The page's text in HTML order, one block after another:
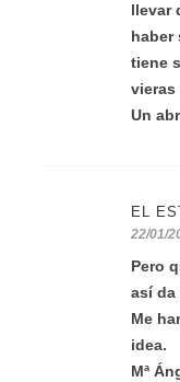
llevar
haber
tiene
vieras
Un
EL
22/01/
Pero
así da
Me
idea.
Mª